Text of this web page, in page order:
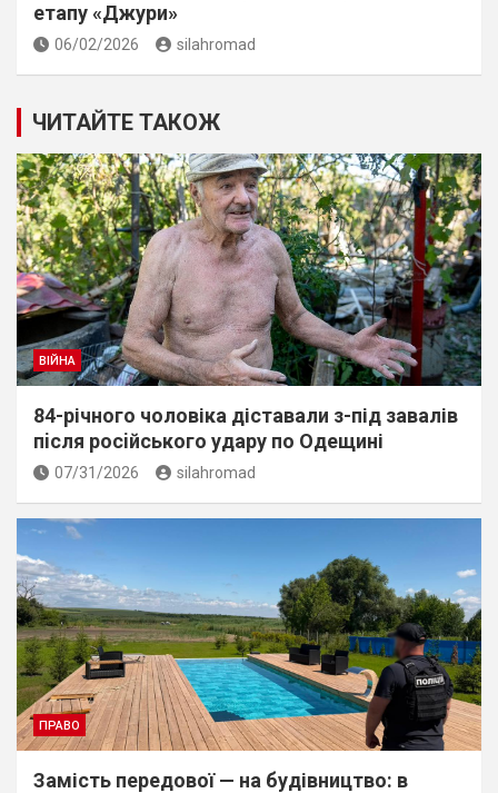
етапу «Джури»
06/02/2026 silahromad
ЧИТАЙТЕ ТАКОЖ
ВІЙНА
84-річного чоловіка діставали з-під завалів
пiсля росiйського удару по Одещині
07/31/2026 silahromad
ПРАВО
Замість передової — на будівництво: в